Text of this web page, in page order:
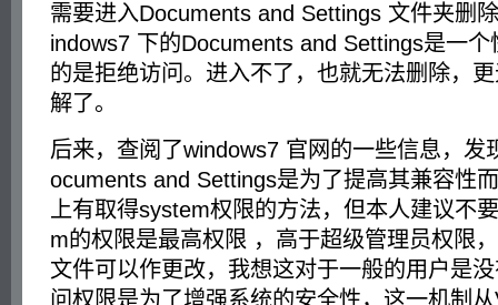
需要进入Documents and Settings 文件夹删
indows7 下的Documents and Settings是一
的是拒绝访问。进入不了，也就无法删除，
解了。
后来，查阅了windows7 官网的一些信息，发
ocuments and Settings是为了提高其兼容性
上有取得system权限的方法，但本人建议不
m的权限是最高权限 ，高于超级管理员权限
文件可以作更改，我想这对于一般的用户是
问权限是为了增强系统的安全性，这一机制